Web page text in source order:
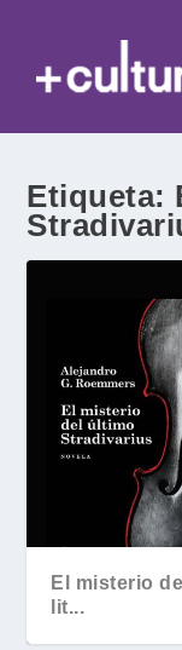
Etiqueta:
El misterio
lit...